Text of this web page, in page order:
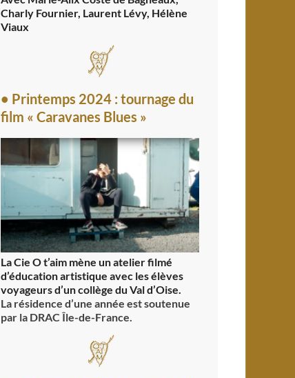
Charly Fournier, Laurent Lévy, Hélène
Viaux
• Printemps 2024 : tournage du
film « Caravanes Blues »
La Cie O t’aim mène un atelier filmé
d’éducation artistique avec les élèves
voyageurs d’un collège du Val d’Oise.
La résidence d’une année est soutenue
par la DRAC Île-de-France.